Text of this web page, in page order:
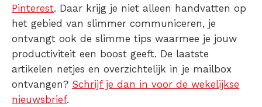
Pinterest. Daar krijg je niet alleen handvatten op
het gebied van slimmer communiceren, je
ontvangt ook de slimme tips waarmee je jouw
productiviteit een boost geeft. De laatste
artikelen netjes en overzichtelijk in je mailbox
ontvangen? Schrijf je dan in voor de wekelijkse
nieuwsbrief.